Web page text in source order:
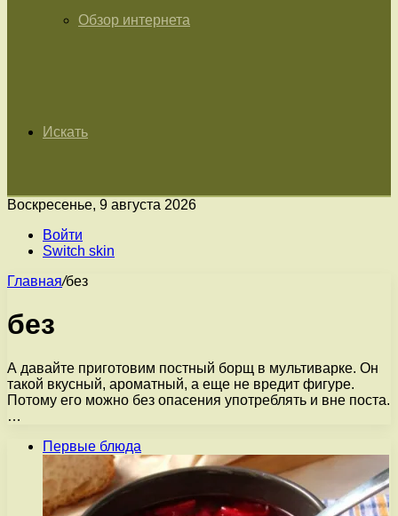
Обзор интернета
Искать
Воскресенье, 9 августа 2026
Войти
Switch skin
Главная/без
без
А давайте приготовим постный борщ в мультиварке. Он
такой вкусный, ароматный, а еще не вредит фигуре.
Потому его можно без опасения употреблять и вне поста.
…
Первые блюда